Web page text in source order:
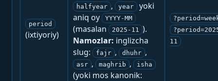
period
(ixtiyoriy)
halfyear , year
yoki
aniq oy
YYYY-MM
(masalan 2025-11 ).
Namozlar: inglizcha
slug:
fajr , dhuhr ,
asr , maghrib , isha
(yoki mos kanonik:
11